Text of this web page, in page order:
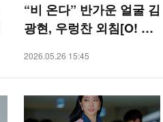
“비 온다” 반가운 얼굴 김
광현, 우렁찬 외침[O! SP
2026.05.26 15:45